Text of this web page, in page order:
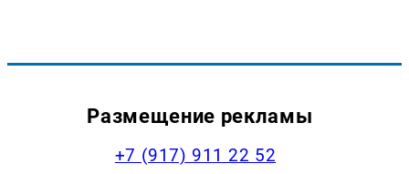
Размещение рекламы
+7 (917) 911 22 52